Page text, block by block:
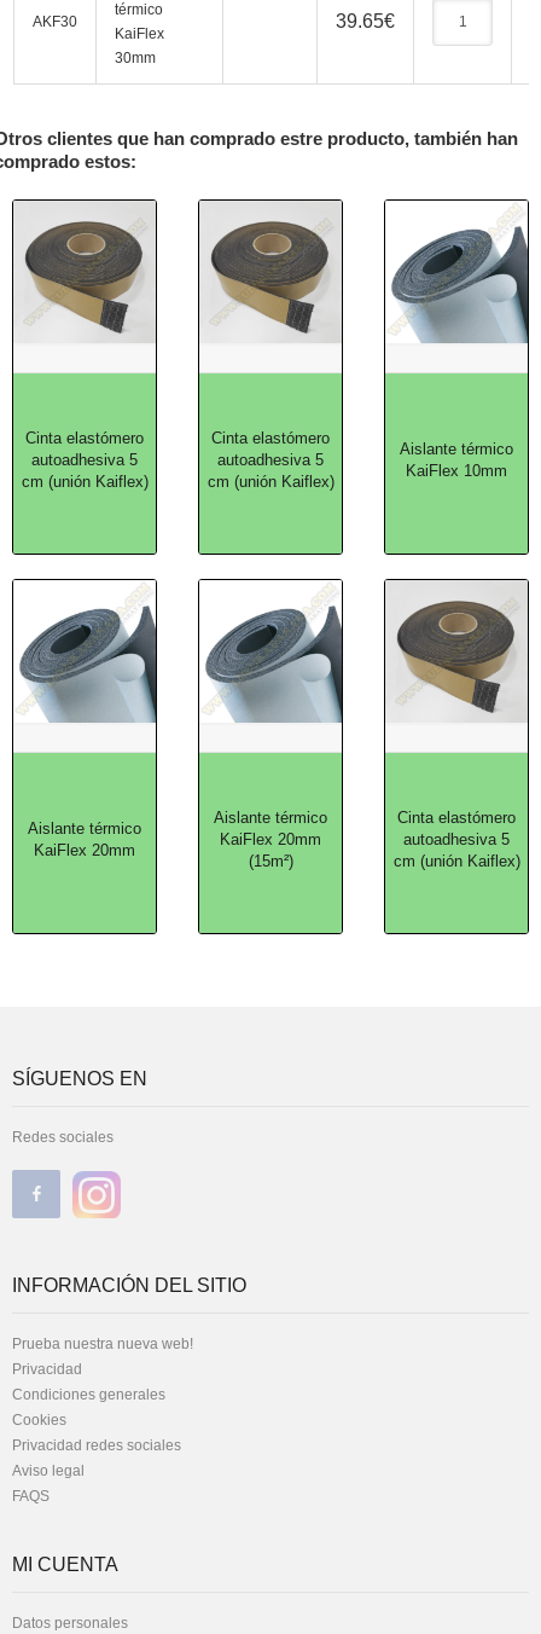
AKF30
térmico
KaiFlex
30mm
39.65€
clientes que han comprado estre producto, también han
estos:
Cinta elastómero
autoadhesiva 5
cm (unión Kaiflex)
Cinta elastómero
autoadhesiva 5
cm (unión Kaiflex)
Aislante térmico
KaiFlex 10mm
Aislante térmico
KaiFlex 20mm
Aislante térmico
KaiFlex 20mm
(15m²)
Cinta elastómero
autoadhesiva 5
cm (unión Kaiflex)
SÍGUENOS EN
Redes sociales
INFORMACIÓN DEL SITIO
Prueba nuestra nueva web!
Privacidad
Condiciones generales
Cookies
Privacidad redes sociales
Aviso legal
FAQS
MI CUENTA
Datos personales